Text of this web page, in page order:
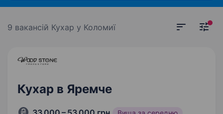
9 вакансій Кухар у Коломиї
Кухар в Яремче